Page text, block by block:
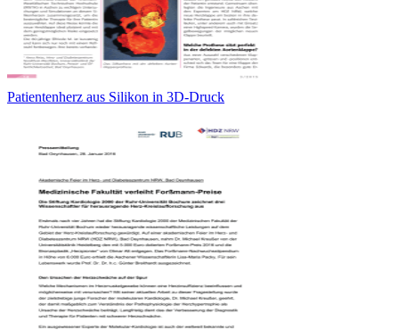
Patientenherz aus Silikon in 3D-Druck